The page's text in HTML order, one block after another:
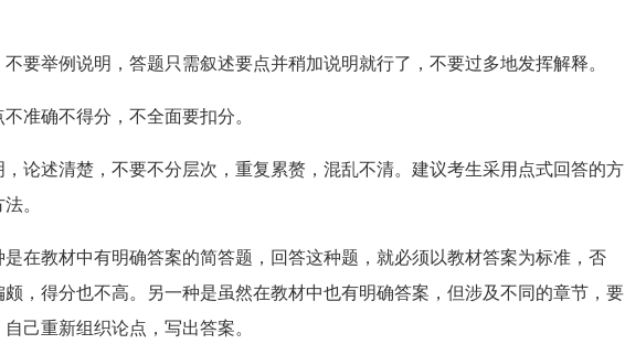
举例说明，答题只需叙述要点并稍加说明就行了，不要过多地发挥解释。
确不得分，不全面要扣分。
述清楚，不要不分层次，重复累赘，混乱不清。建议考生采用点式回答的方
。
教材中有明确答案的简答题，回答这种题，就必须以教材答案为标准，否
，得分也不高。另一种是虽然在教材中也有明确答案，但涉及不同的章节，要
己重新组织论点，写出答案。